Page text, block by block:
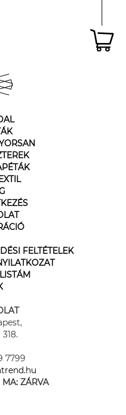
FELTÉTELEK
7799
MA: ZÁRVA